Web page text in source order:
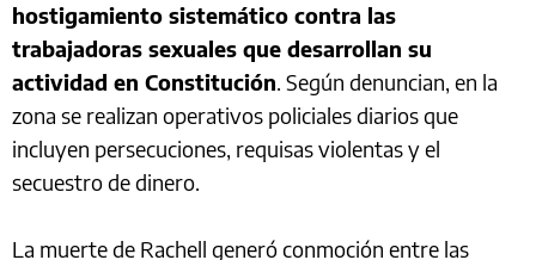
hostigamiento sistemático contra las
trabajadoras sexuales que desarrollan su
actividad en Constitución. Según denuncian, en la
zona se realizan operativos policiales diarios que
incluyen persecuciones, requisas violentas y el
secuestro de dinero.
La muerte de Rachell generó conmoción entre las